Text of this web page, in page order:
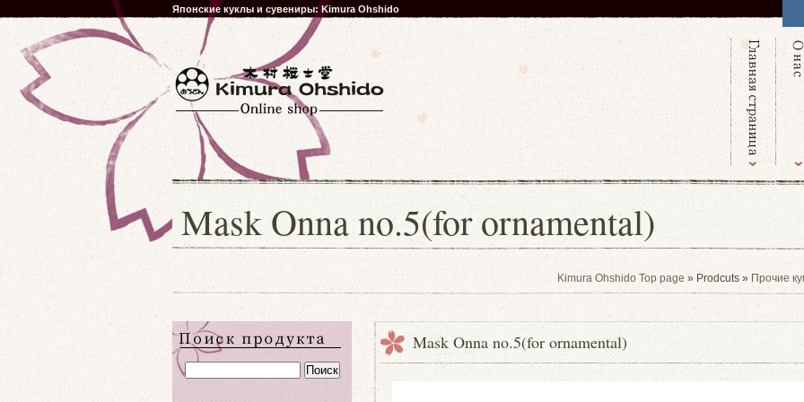
Японские куклы и сувениры: Kimura Ohshido
Mask Onna no.5(for ornamental)
Kimura Ohshido Top page » Prodcuts » Прочие
Mask Onna no.5(for ornamental)